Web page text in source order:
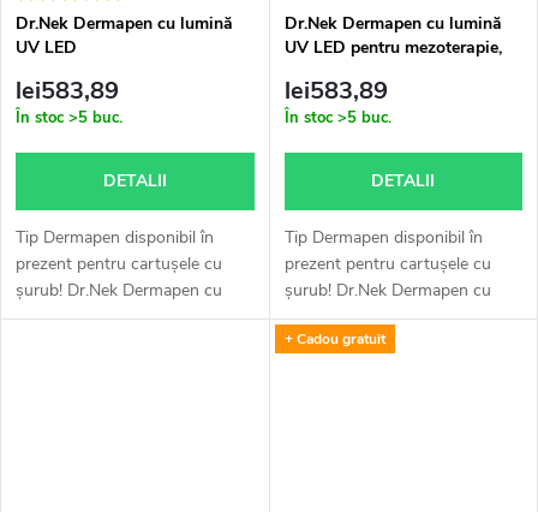
Dr.Nek Dermapen cu lumină
UV LED
lei583,89
În stoc >5 buc.
DETALII
Tip Dermapen disponibil în
prezent pentru cartușele cu
șurub! Dr.Nek Dermapen cu
lumină UV LED este un
Dr.Nek Dermapen cu lumină
UV LED pentru mezoterapie,
utilizare în UE + 1x gratuit ser
Dr.Nek DNA cu PDRN (ADN
(dermapen) 10 ml
lei583,89
În stoc >5 buc.
DETALII
Tip Dermapen disponibil în
prezent pentru cartușele cu
șurub! Dr.Nek Dermapen cu
lumină UV LED este un
dispozitiv inovator conceput
+ Cadou gratuit